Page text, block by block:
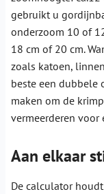
gebruikt u
onderzoom 10 of
18 cm of 20 cm.
zoals katoen,
beste een dubbele
maken om de
vermeerderen voor
Aan elkaar
De calculator